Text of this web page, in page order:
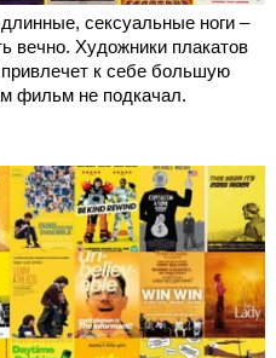
сексуальные ноги –
вечно. Художники плакатов
привлечет к себе большую
фильм не подкачал.